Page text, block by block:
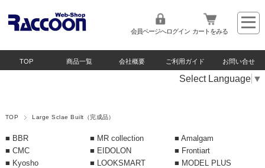
会員ページへログイン カートをみる
TOP 商品一覧 会社概要 ご利用ガイド お問い合せ
Select Language ▼
TOP Large Sclae Built（完成品）
■ BBR ■ MR collection
■ Amalgam
■ CMC
■ EIDOLON
■ Frontiart
■ Kyosho
■ LOOKSMART
■ MODEL PLUS